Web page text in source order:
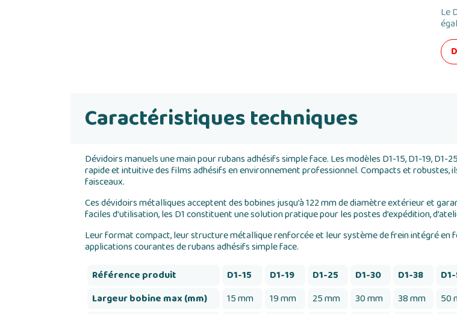
Le
Caractéristiques techniques
Dévidoirs manuels une main pour rubans adhésifs simple face. Les modèles D1-15, D1-19,
rapide et intuitive des films adhésifs en environnement professionnel. Compacts et
faisceaux.
Ces dévidoirs métalliques acceptent des bobines jusqu’à 122 mm de diamètre extérieur et
faciles d’utilisation, les D1 constituent une solution pratique pour les postes d’expédition,
Leur format compact, leur structure métallique renforcée et leur système de frein intégré
applications courantes de rubans adhésifs simple face.
Référence produit
D1-15 D1-19 D1-25 D1-30 D1-38
Largeur bobine max (mm)
15 mm 19 mm 25 mm 30 mm 38 mm
50